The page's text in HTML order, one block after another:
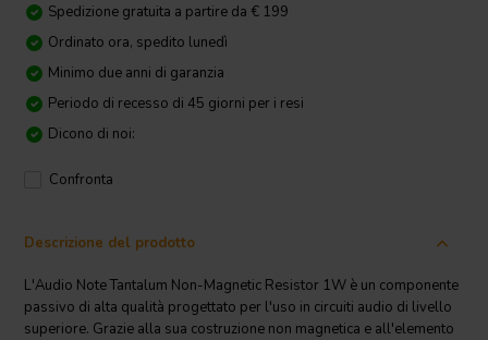
Spedizione gratuita a partire da € 199
Ordinato ora, spedito lunedì
Minimo due anni di garanzia
Periodo di recesso di 45 giorni per i resi
Dicono di noi:
Confronta
Descrizione del prodotto
L'Audio Note Tantalum Non-Magnetic Resistor 1W è un componente
passivo di alta qualità progettato per l'uso in circuiti audio di livello
superiore. Grazie alla sua costruzione non magnetica e all'elemento